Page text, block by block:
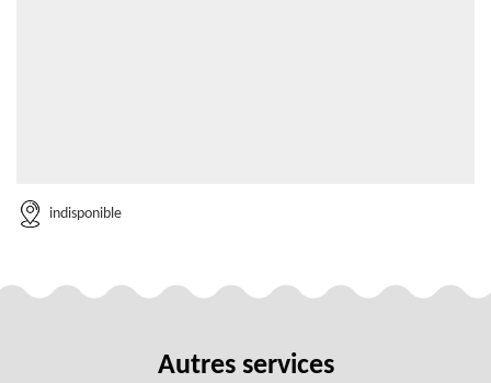
indisponible
Autres services